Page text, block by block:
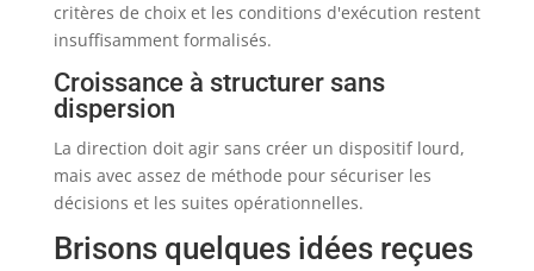
critères de choix et les conditions d'exécution restent
insuffisamment formalisés.
Croissance à structurer sans
dispersion
La direction doit agir sans créer un dispositif lourd,
mais avec assez de méthode pour sécuriser les
décisions et les suites opérationnelles.
Brisons quelques idées reçues